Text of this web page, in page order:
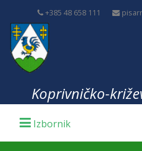
+385 48 658 111
Koprivničko-